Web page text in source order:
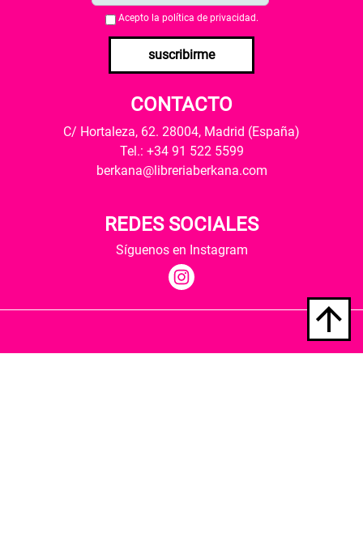
Acepto la política de privacidad .
suscribirme
CONTACTO
C/ Hortaleza, 62. 28004, Madrid (España)
Tel.: +34 91 522 5599
berkana@libreriaberkana.com
REDES SOCIALES
Síguenos en Instagram